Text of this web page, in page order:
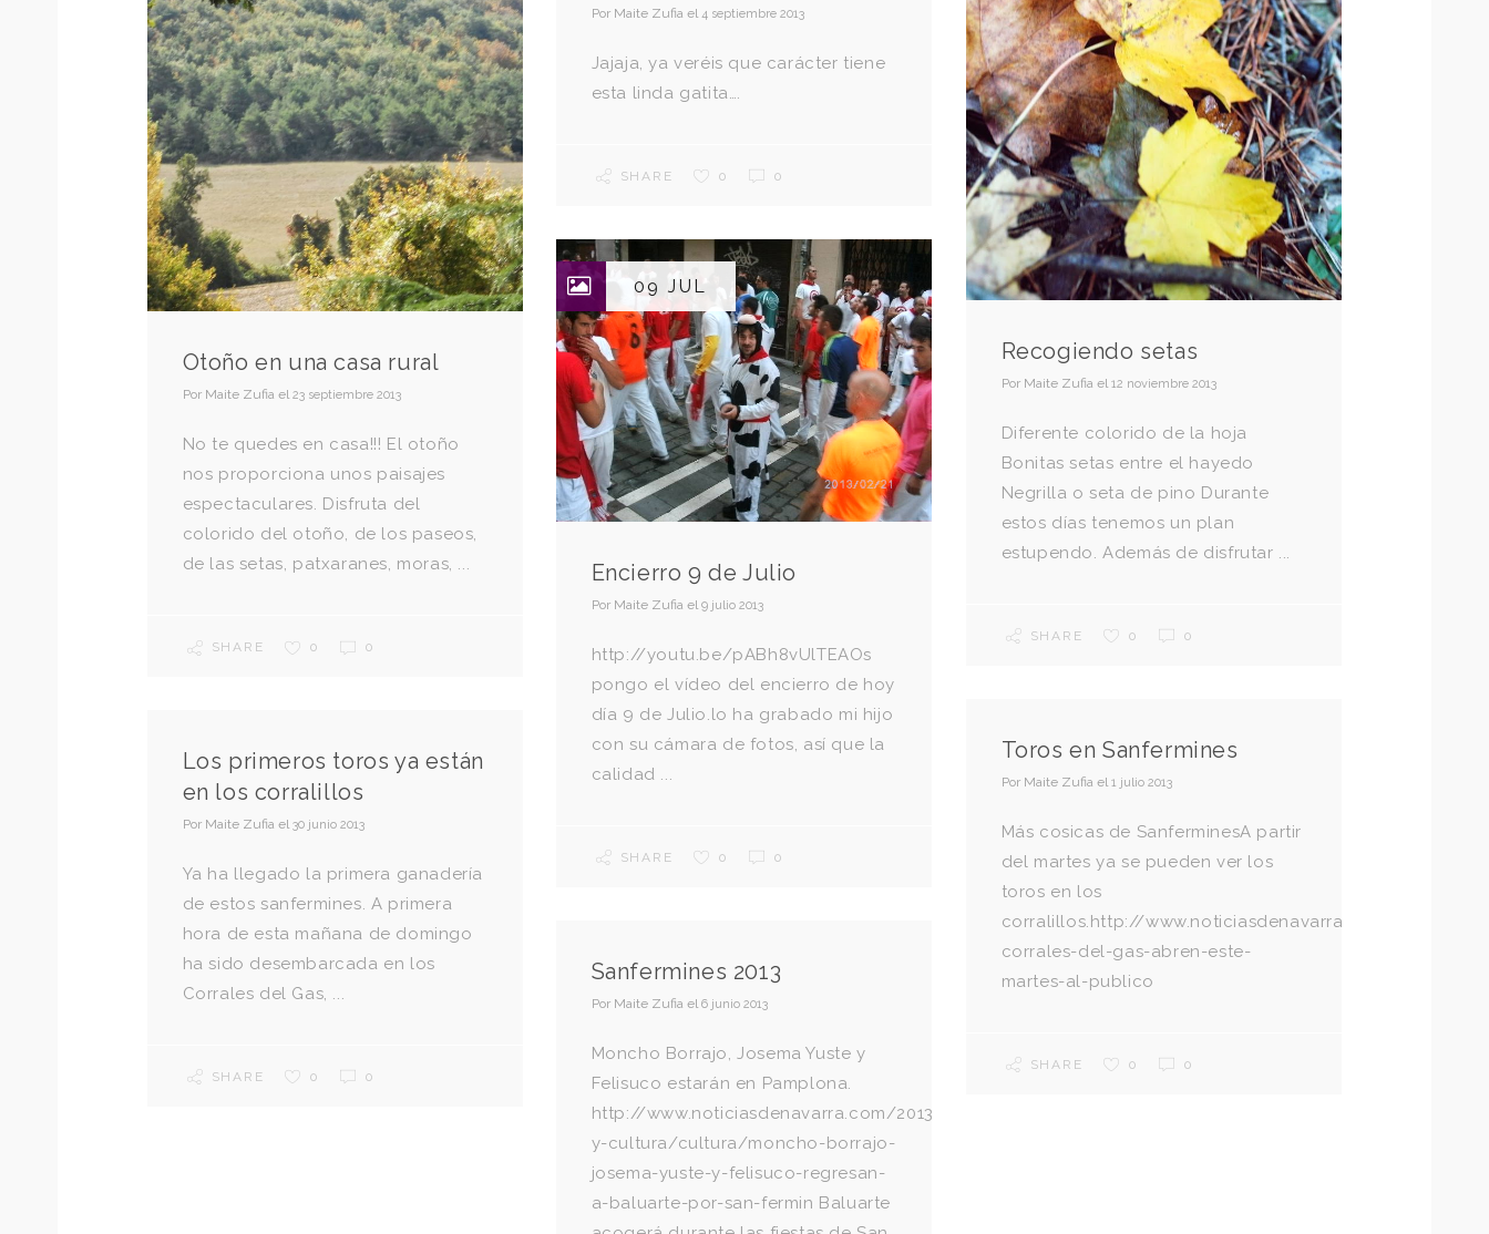
Recogiendo setas
Por Maite Zufia el12 noviembre 2013
Diferente colorido de la hoja
Bonitas setas entre el hayedo
Negrilla o seta de pino Durante
estos días tenemos un plan
estupendo. Además de disfrutar ...
SHARE 0 0
Otoño en una casa rural
Por Maite Zufia el23 septiembre 2013
No te quedes en casa!!! El otoño
nos proporciona unos paisajes
espectaculares. Disfruta del
colorido del otoño, de los paseos,
de las setas, patxaranes, moras, ...
SHARE 0 0
Por Maite Zufia el4 septiembre 2013
Jajaja, ya veréis que carácter tiene
esta linda gatita….
SHARE 0 0
09 JUL
Encierro 9 de Julio
Por Maite Zufia el 9 julio 2013
http://youtu.be/pABh8vUlTEAOs
pongo el vídeo del encierro de hoy
día 9 de Julio.lo ha grabado mi hijo
con su cámara de fotos, así que la
calidad ...
SHARE 0 0
Toros en Sanfermines
Por Maite Zufia el1 julio 2013
Más cosicas de SanferminesA partir
del martes ya se pueden ver los
toros en los
corralillos.http://www.noticiasdenavarra.com/2013/07/
corrales-del-gas-abren-este-
martes-al-publico
SHARE 0 0
Los primeros toros ya están
en los corralillos
Por Maite Zufia el30 junio 2013
Ya ha llegado la primera ganadería
de estos sanfermines. A primera
hora de esta mañana de domingo
ha sido desembarcada en los
Corrales del Gas, ...
SHARE 0 0
Sanfermines 2013
Por Maite Zufia el6 junio 2013
Moncho Borrajo, Josema Yuste y
Felisuco estarán en Pamplona.
http://www.noticiasdenavarra.com/2013/06/05/ocio-
y-cultura/cultura/moncho-borrajo-
josema-yuste-y-felisuco-regresan-
a-baluarte-por-san-fermin Baluarte